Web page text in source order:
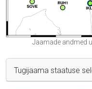
Jaamade andmed
Tugijaama staatuse